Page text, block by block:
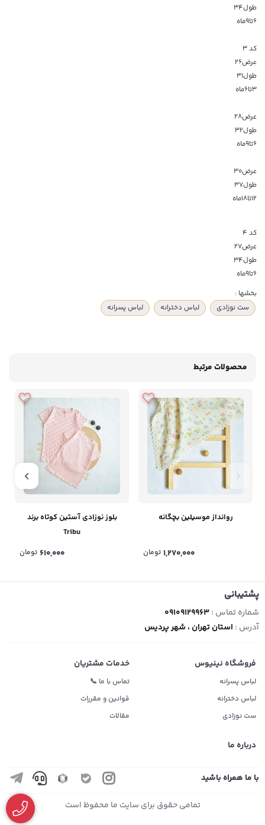
طول۳۴
۶تا۹ماه
کد ۳
عرض۲۶
طول۳۱
۳تا۶ماه
عرض۲۸
طول۳۲
۶تا۹ماه
عرض۳۰
طول۳۷
۱۲تا۱۸ماه
کد ۴
عرض۲۷
طول۳۴
۶تا۹ماه
بخشها :
ست نوزادی
لباس دخترانه لباس پسرانه
محصولات مرتبط
روانداز موسیلین بچگانه
1,270,000 تومان
بلوز نوزادی آستین کوتاه برند
Tribu
610,000 تومان
پشتیبانی
شماره تماس :09109129963
آدرس : استان تهران ، شهر پردیس
فروشگاه نینیوس
لباس پسرانه
لباس دخترانه
ست نوزادی
خدمات مشتریان
تماس با ما 📞
قوانین و مقررات
مقالات
درباره ما
با ما همراه باشید
تمامی حقوق برای سایت ما محفوظ است